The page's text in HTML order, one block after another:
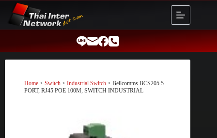
content
Home > Switch > Industrial Switch > Bellcomms BCS205 5-
PORT, RJ45 POE 100M, SWITCH INDUSTRIAL